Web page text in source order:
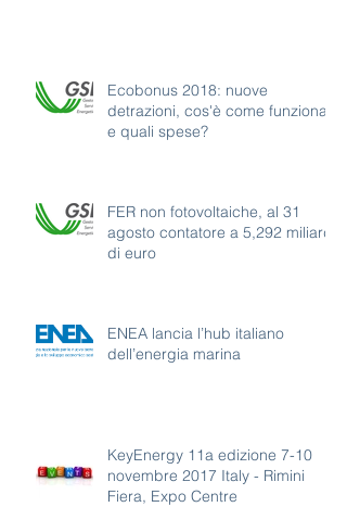
Ecobonus 2018: nuove
detrazioni, cos'è come funziona
e quali spese?
FER non fotovoltaiche, al 31
agosto contatore a 5,292 miliardi
di euro
ENEA lancia l’hub italiano
dell’energia marina
KeyEnergy 11a edizione 7-10
novembre 2017 Italy - Rimini
Fiera, Expo Centre